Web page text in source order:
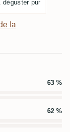
déguster pur
la
63 %
62 %